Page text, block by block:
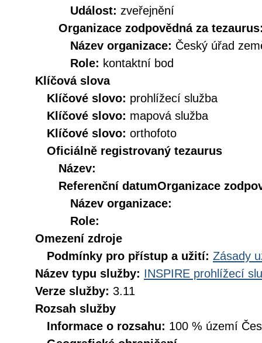
Událost: zveřejnění
Organizace zodpovědná za
Název organizace: Český úřad
Role: kontaktní bod
Klíčová slova
Klíčové slovo: prohlížecí služba
Klíčové slovo: mapová služba
Klíčové slovo: orthofoto
Oficiálně registrovaný tezaurus
Název:
Referenční datumOrganizace
Název organizace:
Role:
Omezení zdroje
Podmínky pro přístup a užití: Zásady
Název typu služby: INSPIRE prohlížecí
Verze služby: 3.11
Rozsah služby
Informace o rozsahu: 100 % území